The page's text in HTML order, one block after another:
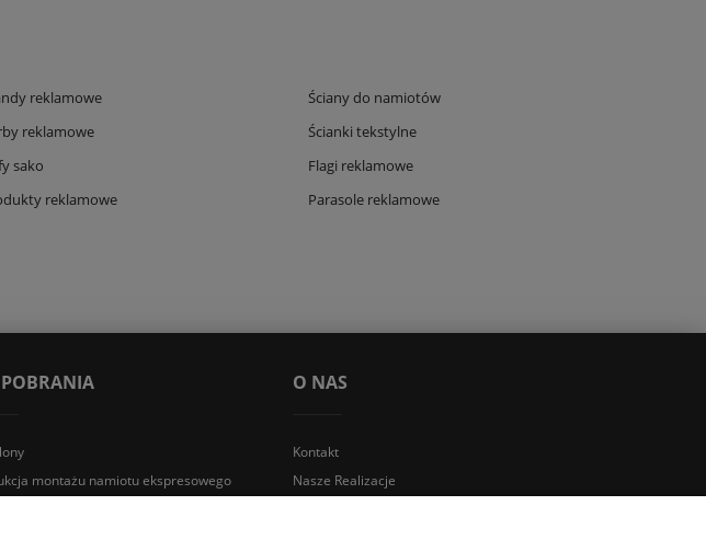
reklamowe
reklamowe
sako
reklamowe
Ściany do namiotów
Ścianki tekstylne
Flagi reklamowe
Parasole reklamowe
montażu namiotu ekspresowego
O NAS
Kontakt
Nasze Realizacje